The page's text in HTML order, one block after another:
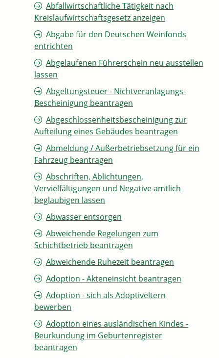
Abfallwirtschaftliche Tätigkeit nach
Kreislaufwirtschaftsgesetz anzeigen
Abgabe für den Deutschen Weinfonds
entrichten
Abgelaufenen Führerschein neu ausstellen
lassen
Abgeltungsteuer - Nichtveranlagungs-
Bescheinigung beantragen
Abgeschlossenheitsbescheinigung zur
Aufteilung eines Gebäudes beantragen
Abmeldung / Außerbetriebsetzung für ein
Fahrzeug beantragen
Abschriften, Ablichtungen,
Vervielfältigungen und Negative amtlich
beglaubigen lassen
Abwasser entsorgen
Abweichende Regelungen zum
Schichtbetrieb beantragen
Abweichende Ruhezeit beantragen
Adoption - Akteneinsicht beantragen
Adoption - sich als Adoptiveltern
bewerben
Adoption eines ausländischen Kindes -
Beurkundung im Geburtenregister
beantragen